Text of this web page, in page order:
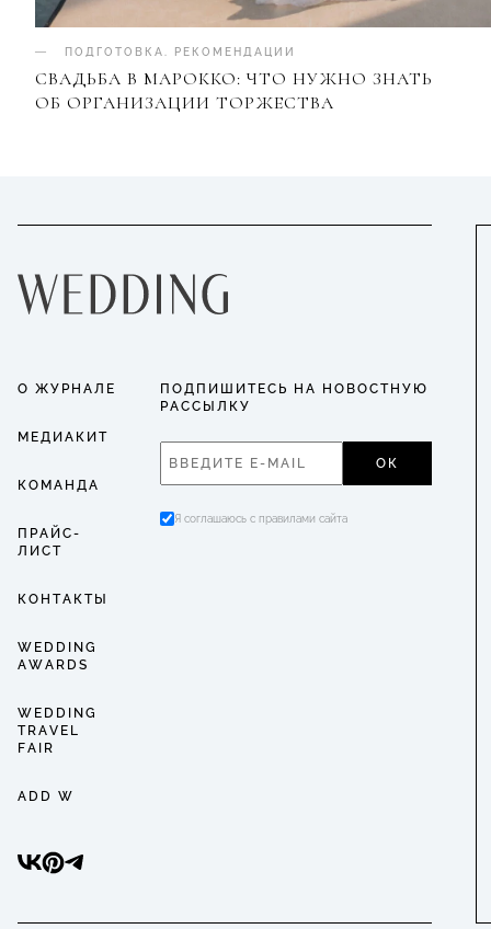
ПОДГОТОВКА РЕКОМЕНДАЦИИ
СВАДЬБА В МАРОККО: ЧТО НУЖНО ЗНАТЬ
ОБ ОРГАНИЗАЦИИ ТОРЖЕСТВА
О ЖУРНАЛЕ
МЕДИАКИТ
КОМАНДА
ПРАЙС-
ЛИСТ
КОНТАКТЫ
WEDDING
AWARDS
WEDDING
TRAVEL
FAIR
ADD W
ПОДПИШИТЕСЬ НА НОВОСТНУЮ
РАССЫЛКУ
ОК
Я соглашаюсь с правилами сайта